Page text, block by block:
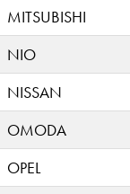
MITSUBISHI
NIO
NISSAN
OMODA
OPEL